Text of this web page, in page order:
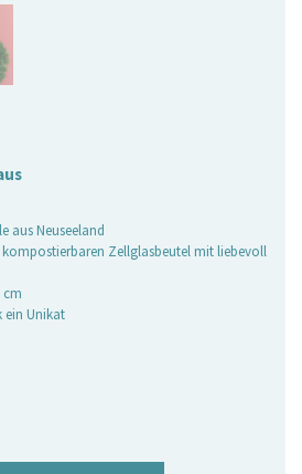
aus Neuseeland
kompostierbaren Zellglasbeutel mit liebevoll
cm
ein Unikat